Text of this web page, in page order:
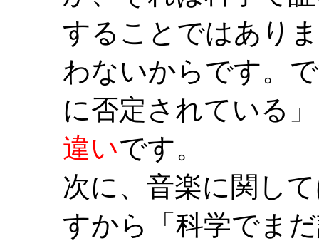
することではあり
わないからです。
に否定されている
違いです。
次に、音楽に関し
すから「科学でま